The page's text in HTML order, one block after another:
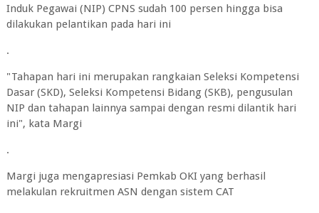
Induk Pegawai (NIP) CPNS sudah 100 persen hingga bisa
dilakukan pelantikan pada hari ini
.
"Tahapan hari ini merupakan rangkaian Seleksi Kompetensi
Dasar (SKD), Seleksi Kompetensi Bidang (SKB), pengusulan
NIP dan tahapan lainnya sampai dengan resmi dilantik hari
ini", kata Margi
.
Margi juga mengapresiasi Pemkab OKI yang berhasil
melakulan rekruitmen ASN dengan sistem CAT